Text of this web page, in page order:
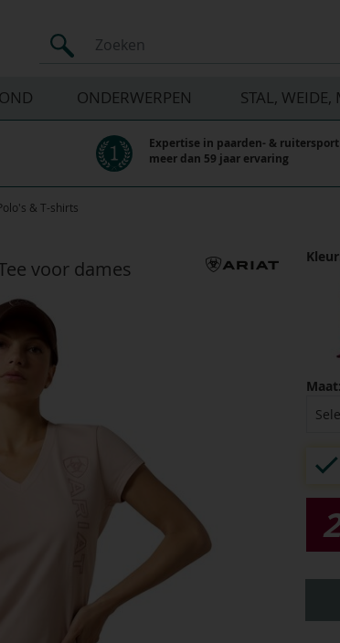
ONDERWERPEN STAL,
Expertise in paarden- & ruitersport
meer dan 59 jaar ervaring
& T-shirts
voor dames
Maat: